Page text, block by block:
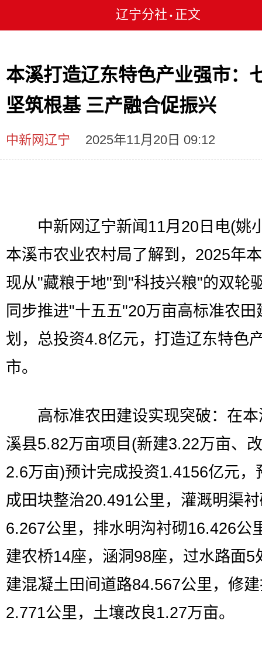
辽宁分社 • 正文
本溪打造辽东特色产业强市：
坚筑根基 三产融合促振兴
中新网辽宁 2025年11月20日 09:12
中新网辽宁新闻11月20日电(姚
本溪市农业农村局了解到，2025年
现从"藏粮于地"到"科技兴粮"的双轮
同步推进"十五五"20万亩高标准农田
划，总投资4.8亿元，打造辽东特色
市。
高标准农田建设实现突破：在本
溪县5.82万亩项目(新建3.22万亩、
2.6万亩)预计完成投资1.4156亿元，
成田块整治20.491公里，灌溉明渠
6.267公里，排水明沟衬砌16.426公
建农桥14座，涵洞98座，过水路面5
建混凝土田间道路84.567公里，修
2.771公里，土壤改良1.27万亩。